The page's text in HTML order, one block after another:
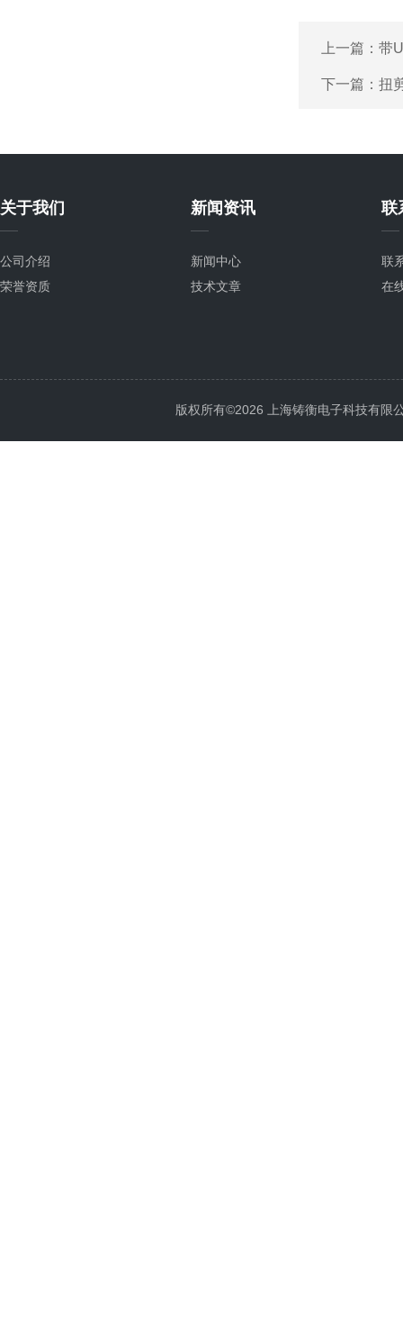
上一篇： 带
下一篇： 扭
关于我们
公司介绍
荣誉资质
新闻资讯
新闻中心
技术文章
联
联
在
版权所有©2026 上海铸衡电子科技有